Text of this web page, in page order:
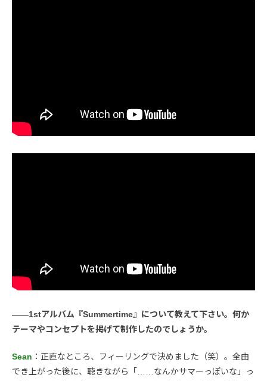
――1stアルバム『Summertime』について教えて下さい。何か
テーマやコンセプトを掲げて制作したのでしょうか。
Sean ：正直なところ、フィーリングで決めました（笑）。全曲
でき上がった後に、聴きながら「……なんかサマーっぽいな」っ